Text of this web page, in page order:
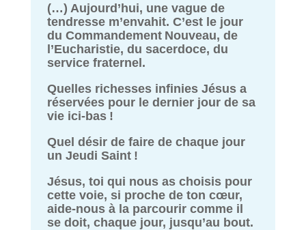
(…) Aujourd’hui, une vague de
tendresse m’envahit. C’est le jour
du Commandement Nouveau, de
l’Eucharistie, du sacerdoce, du
service fraternel.
Quelles richesses infinies Jésus a
réservées pour le dernier jour de sa
vie ici-bas !
Quel désir de faire de chaque jour
un Jeudi Saint !
Jésus, toi qui nous as choisis pour
cette voie, si proche de ton cœur,
aide-nous à la parcourir comme il
se doit, chaque jour, jusqu’au bout.